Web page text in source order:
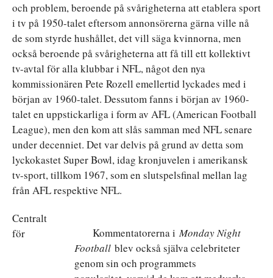
och problem, beroende på svårigheterna att etablera sport
i tv på 1950-talet eftersom annonsörerna gärna ville nå
de som styrde hushållet, det vill säga kvinnorna, men
också beroende på svårigheterna att få till ett kollektivt
tv-avtal för alla klubbar i NFL, något den nya
kommissionären Pete Rozell emellertid lyckades med i
början av 1960-talet. Dessutom fanns i början av 1960-
talet en uppstickarliga i form av AFL (American Football
League), men den kom att slås samman med NFL senare
under decenniet. Det var delvis på grund av detta som
lyckokastet Super Bowl, idag kronjuvelen i amerikansk
tv-sport, tillkom 1967, som en slutspelsfinal mellan lag
från AFL respektive NFL.
Kommentatorerna iMonday Night
Football blev också själva celebriteter
genom sin och programmets
Centralt
för